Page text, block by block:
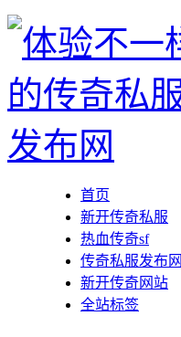
首页
新开传奇私服
热血传奇sf
传奇私服发布网
新开传奇网站
全站标签